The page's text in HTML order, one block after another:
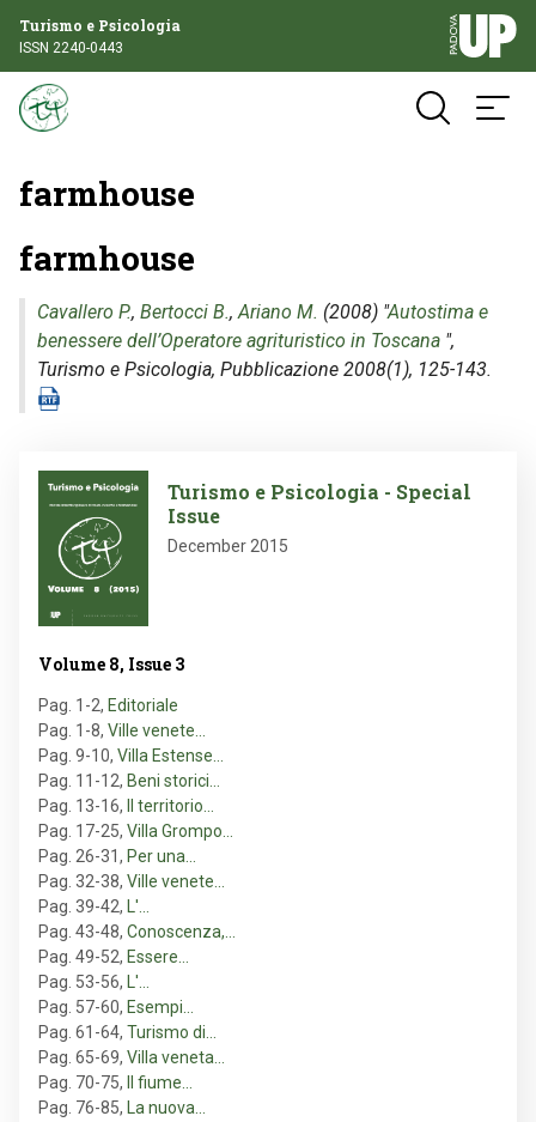
Turismo e Psicologia
ISSN 2240-0443
farmhouse
farmhouse
Cavallero P., Bertocci B.,Ariano M. (2008) "Autostima e
benessere dell’Operatore agrituristico in Toscana ",
Turismo e Psicologia, Pubblicazione 2008(1), 125-143.
Image
Turismo e Psicologia - Special
Issue
December 2015
Volume 8, Issue 3
Pag. 1-2, Editoriale
Pag. 1-8, Ville venete…
Pag. 9-10, Villa Estense…
Pag. 11-12, Beni storici…
Pag. 13-16,
Il territorio…
Pag. 17-25, Villa Grompo…
Pag. 26-31, Per una…
Pag. 32-38, Ville venete…
Pag. 39-42,
L'…
Pag. 43-48, Conoscenza,…
Pag. 49-52, Essere…
Pag. 53-56,
L'…
Pag. 57-60, Esempi…
Pag. 61-64, Turismo di…
Pag. 65-69, Villa veneta…
Pag. 70-75,
Il fiume…
Pag. 76-85,
La nuova…